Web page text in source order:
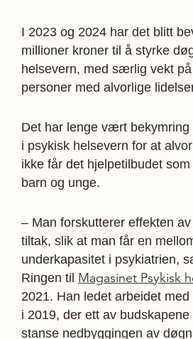
I 2023 og 2024 har det blitt
millioner kroner til å styrke
helsevern, med særlig vekt
personer med alvorlige
Det har lenge vært bekymring
i psykisk helsevern for at
ikke får det hjelpetilbudet
barn og unge.
– Man forskutterer effekten
tiltak, slik at man får en
underkapasitet i psykiatrien,
Ringen til Magasinet Psykisk
2021. Han ledet arbeidet
i 2019, der ett av
stanse nedbyggingen av